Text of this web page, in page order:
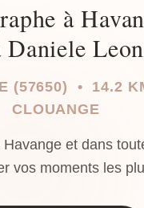
à
(57650) • 14.2
CLOUANGE
et dans
vos moments les